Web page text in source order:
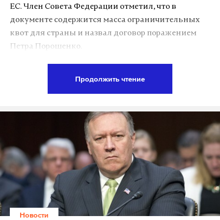
А еще мы есть вTelegram,ДзениVK
Макс Telegram
ЕС. Член Совета Федерации отметил, что в
документе содержится масса ограничительных
квот для страны и назвал договор поражением
Петра Порошенко.
Подпишитесь на Daily Storm в
А еще мы есть вTelegram,ДзениVK.
Telegram
Дзен VK
Порошенко зря гордится ассоциацией с ЕС. Это
кабальное согл. с массой ограничит. квот для
Украины - поражение не Кремля, а его
Продолжить чтение
Новости